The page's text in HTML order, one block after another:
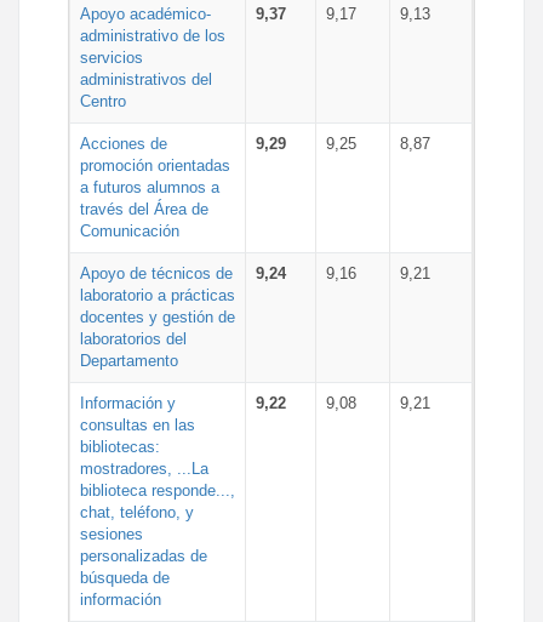
Apoyo académico-
administrativo de los
servicios
administrativos del
Centro
9,37 9,17 9,13
Acciones de
promoción orientadas
a futuros alumnos a
través del Área de
Comunicación
9,29 9,25 8,87
Apoyo de técnicos de
laboratorio a prácticas
docentes y gestión de
laboratorios del
Departamento
9,24 9,16 9,21
Información y
consultas en las
bibliotecas:
mostradores, ...La
biblioteca responde...,
chat, teléfono, y
sesiones
personalizadas de
búsqueda de
información
9,22 9,08 9,21